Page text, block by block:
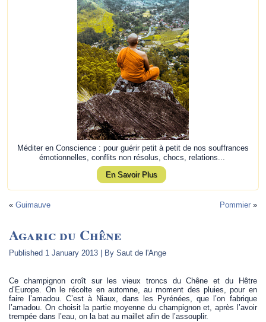
Méditer en Conscience : pour guérir petit à petit de nos souffrances
émotionnelles, conflits non résolus, chocs, relations...
En Savoir Plus
«Guimauve Pommier»
Agaric du Chêne
Published 1 January 2013 By Saut de l'Ange
Ce champignon croît sur les vieux troncs du Chêne et du Hêtre
d’Europe. On le récolte en automne, au moment des pluies, pour en
faire l’amadou. C’est à Niaux, dans les Pyrénées, que l’on fabrique
l’amadou. On choisit la partie moyenne du champignon et, après l’avoir
trempée dans l’eau, on la bat au maillet afin de l’assouplir.